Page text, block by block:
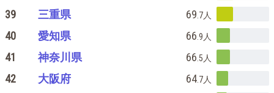
39 三重県 69 .7人
40 愛知県 66 .9 人
41 神奈川県 66 .5 人
42 大阪府 64 .7人